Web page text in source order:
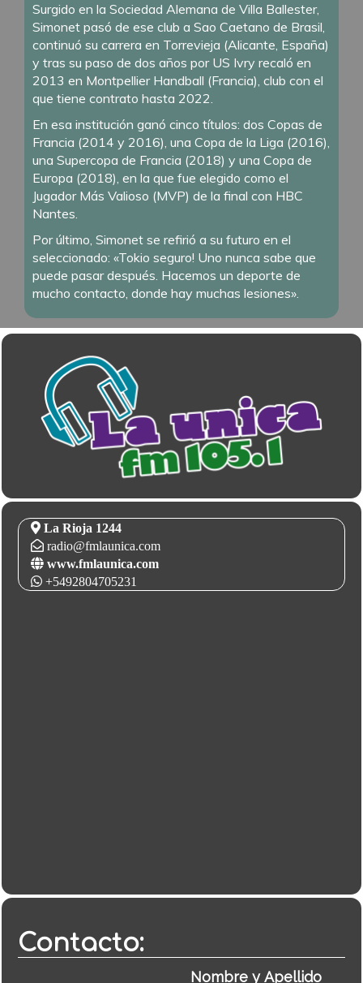
Surgido en la Sociedad Alemana de Villa Ballester,
Simonet pasó de ese club a Sao Caetano de Brasil,
continuó su carrera en Torrevieja (Alicante, España)
y tras su paso de dos años por US Ivry recaló en
2013 en Montpellier Handball (Francia), club con el
que tiene contrato hasta 2022.
En esa institución ganó cinco títulos: dos Copas de
Francia (2014 y 2016), una Copa de la Liga (2016),
una Supercopa de Francia (2018) y una Copa de
Europa (2018), en la que fue elegido como el
Jugador Más Valioso (MVP) de la final con HBC
Nantes.
Por último, Simonet se refirió a su futuro en el
seleccionado: «Tokio seguro! Uno nunca sabe que
puede pasar después. Hacemos un deporte de
mucho contacto, donde hay muchas lesiones».
La Rioja 1244
radio@fmlaunica.com
www.fmlaunica.com
+5492804705231
Contacto: